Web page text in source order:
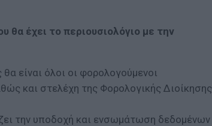
θα έχει το περιουσιολόγιο με την
είναι όλοι οι φορολογούμενοι
και στελέχη της Φορολογικής Διοίκησης
την υποδοχή και ενσωμάτωση δεδομένων